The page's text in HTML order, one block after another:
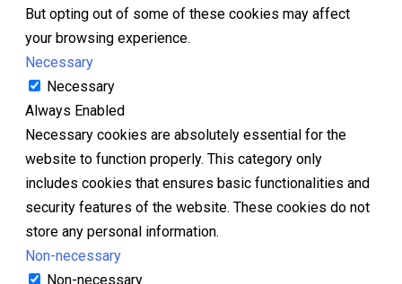
But opting out of some of these cookies may affect
your browsing experience.
Necessary
Necessary
Always Enabled
Necessary cookies are absolutely essential for the
website to function properly. This category only
includes cookies that ensures basic functionalities and
security features of the website. These cookies do not
store any personal information.
Non-necessary
Non-necessary